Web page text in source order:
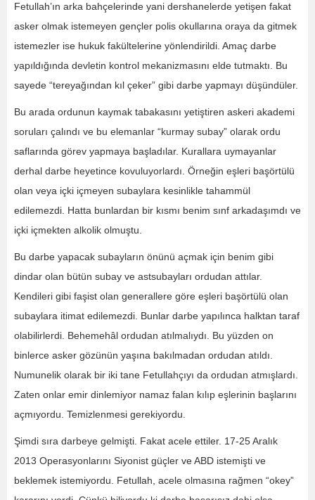
Fetullah’ın arka bahçelerinde yani dershanelerde yetişen fakat
asker olmak istemeyen gençler polis okullarına oraya da gitmek
istemezler ise hukuk fakültelerine yönlendirildi. Amaç darbe
yapıldığında devletin kontrol mekanizmasını elde tutmaktı. Bu
sayede “tereyağından kıl çeker” gibi darbe yapmayı düşündüler.
Bu arada ordunun kaymak tabakasını yetiştiren askeri akademi
soruları çalındı ve bu elemanlar “kurmay subay” olarak ordu
saflarında görev yapmaya başladılar. Kurallara uymayanlar
derhal darbe heyetince kovuluyorlardı. Örneğin eşleri başörtülü
olan veya içki içmeyen subaylara kesinlikle tahammül
edilemezdi. Hatta bunlardan bir kısmı benim sınf arkadaşımdı ve
içki içmekten alkolik olmuştu.
Bu darbe yapacak subayların önünü açmak için benim gibi
dindar olan bütün subay ve astsubayları ordudan attılar.
Kendileri gibi faşist olan generallere göre eşleri başörtülü olan
subaylara itimat edilemezdi. Bunlar darbe yapılınca halktan taraf
olabilirlerdi. Behemehâl ordudan atılmalıydı. Bu yüzden on
binlerce asker gözünün yaşına bakılmadan ordudan atıldı.
Numunelik olarak bir iki tane Fetullahçıyı da ordudan atmışlardı.
Zaten onlar emir dinlemiyor namaz falan kılıp eşlerinin başlarını
açmıyordu. Temizlenmesi gerekiyordu.
Şimdi sıra darbeye gelmişti. Fakat acele ettiler. 17-25 Aralık
2013 Operasyonlarını Siyonist güçler ve ABD istemişti ve
beklemek istemiyordu. Fetullah, acele olmasına rağmen “okey”